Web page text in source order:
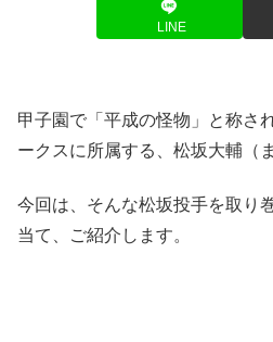
LINE
甲子園で「平成の怪物」と称さ
ークスに所属する、松坂大輔（
今回は、そんな松坂投手を取り
当て、ご紹介します。